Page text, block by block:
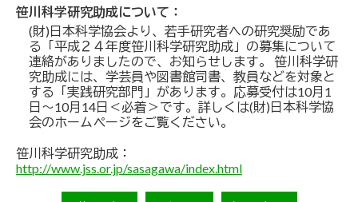
笹川科学研究助成について：
(財)日本科学協会より、若手研究者への研究奨励であ
る「平成２４年度笹川科学研究助成」の募集について
連絡がありましたので、お知らせします。 笹川科学研
究助成には、学芸員や図書館司書、教員などを対象と
する「実践研究部門」があります。応募受付は10月1
日～10月14日＜必着＞です。詳しくは(財)日本科学協
会のホームページをご覧ください。
笹川科学研究助成：
http://www.jss.or.jp/sasagawa/index.html